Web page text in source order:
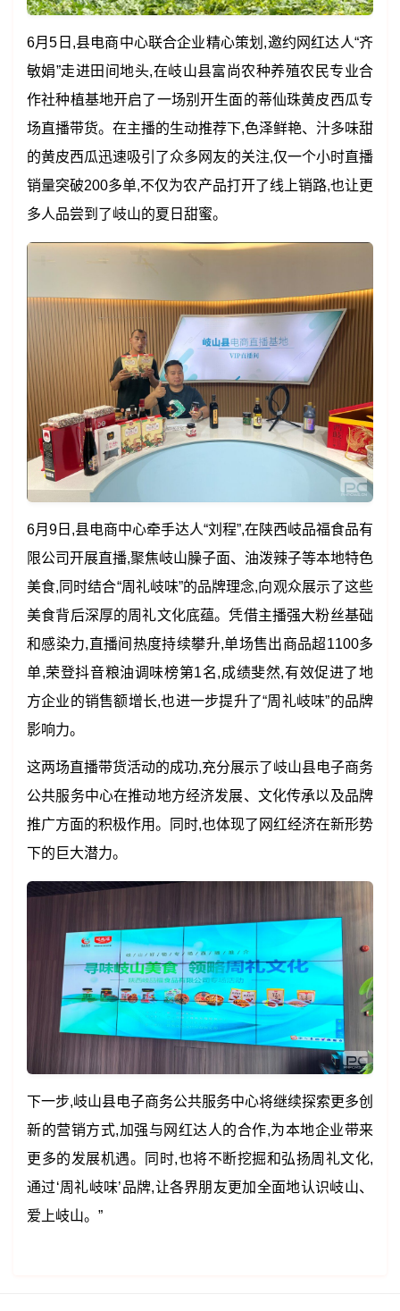
6月5日,县电商中心联合企业精心策划,邀约网红达人“齐
敏娟”走进田间地头,在岐山县富尚农种养殖农民专业合
作社种植基地开启了一场别开生面的蒂仙珠黄皮西瓜专
场直播带货。在主播的生动推荐下,色泽鲜艳、汁多味甜
的黄皮西瓜迅速吸引了众多网友的关注,仅一个小时直播
销量突破200多单,不仅为农产品打开了线上销路,也让更
多人品尝到了岐山的夏日甜蜜。
6月9日,县电商中心牵手达人“刘程”,在陕西岐品福食品有
限公司开展直播,聚焦岐山臊子面、油泼辣子等本地特色
美食,同时结合“周礼岐味”的品牌理念,向观众展示了这些
美食背后深厚的周礼文化底蕴。凭借主播强大粉丝基础
和感染力,直播间热度持续攀升,单场售出商品超1100多
单,荣登抖音粮油调味榜第1名,成绩斐然,有效促进了地
方企业的销售额增长,也进一步提升了“周礼岐味”的品牌
影响力。
这两场直播带货活动的成功,充分展示了岐山县电子商务
公共服务中心在推动地方经济发展、文化传承以及品牌
推广方面的积极作用。同时,也体现了网红经济在新形势
下的巨大潜力。
下一步,岐山县电子商务公共服务中心将继续探索更多创
新的营销方式,加强与网红达人的合作,为本地企业带来
更多的发展机遇。同时,也将不断挖掘和弘扬周礼文化,
通过‘周礼岐味’品牌,让各界朋友更加全面地认识岐山、
爱上岐山。”